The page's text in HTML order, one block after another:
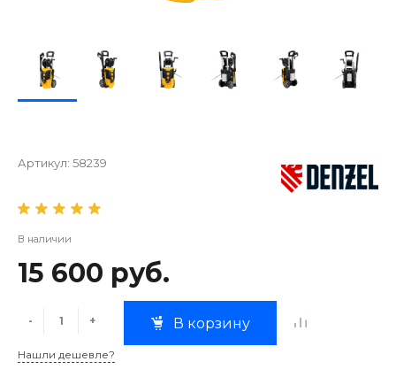
Артикул: 58239
В наличии
15 600 руб.
- + В корзину
Нашли дешевле?